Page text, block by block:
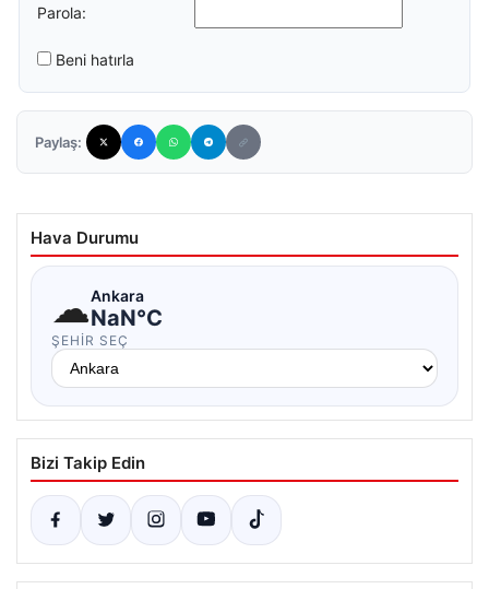
Parola:
Beni hatırla
Paylaş:
Hava Durumu
☁Ankara
NaN°C
ŞEHIR SEÇ
Bizi Takip Edin